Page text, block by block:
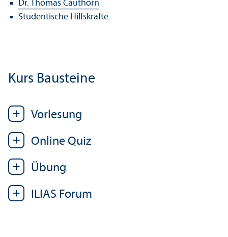
Dr. Thomas Cauthorn
Studentische Hilfskräfte
Kurs Bausteine
Vorlesung
Online Quiz
Übung
ILIAS Forum